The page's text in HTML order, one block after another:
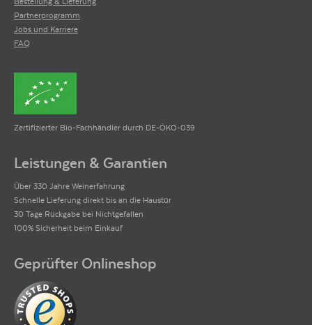
Partnerprogramm
Jobs und Karriere
FAQ
Zertifizierter Bio-Fachhändler durch DE-ÖKO-039
Leistungen & Garantien
Über 330 Jahre Weinerfahrung
Schnelle Lieferung direkt bis an die Haustür
30 Tage Rückgabe bei Nichtgefallen
100% Sicherheit beim Einkauf
Geprüfter Onlineshop